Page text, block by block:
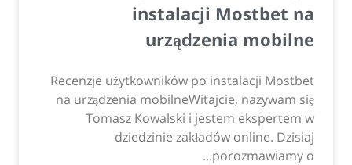
instalacji Mostbet na
urządzenia mobilne
Recenzje użytkowników po instalacji Mostbet
na urządzenia mobilneWitajcie, nazywam się
Tomasz Kowalski i jestem ekspertem w
dziedzinie zakładów online. Dzisiaj
porozmawiamy o...